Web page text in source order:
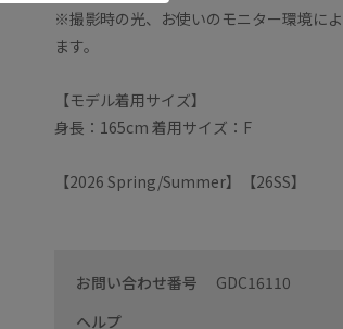
裾がシアー感があり程よい透け感でした。骨盤が
※撮影時の光、お使いのモニター環境に
ます。
【モデル着用サイズ】
身長：165cm 着用サイズ：F
【2026 Spring/Summer】【26SS】
お問い合わせ番号 GDC16110
ヘルプ